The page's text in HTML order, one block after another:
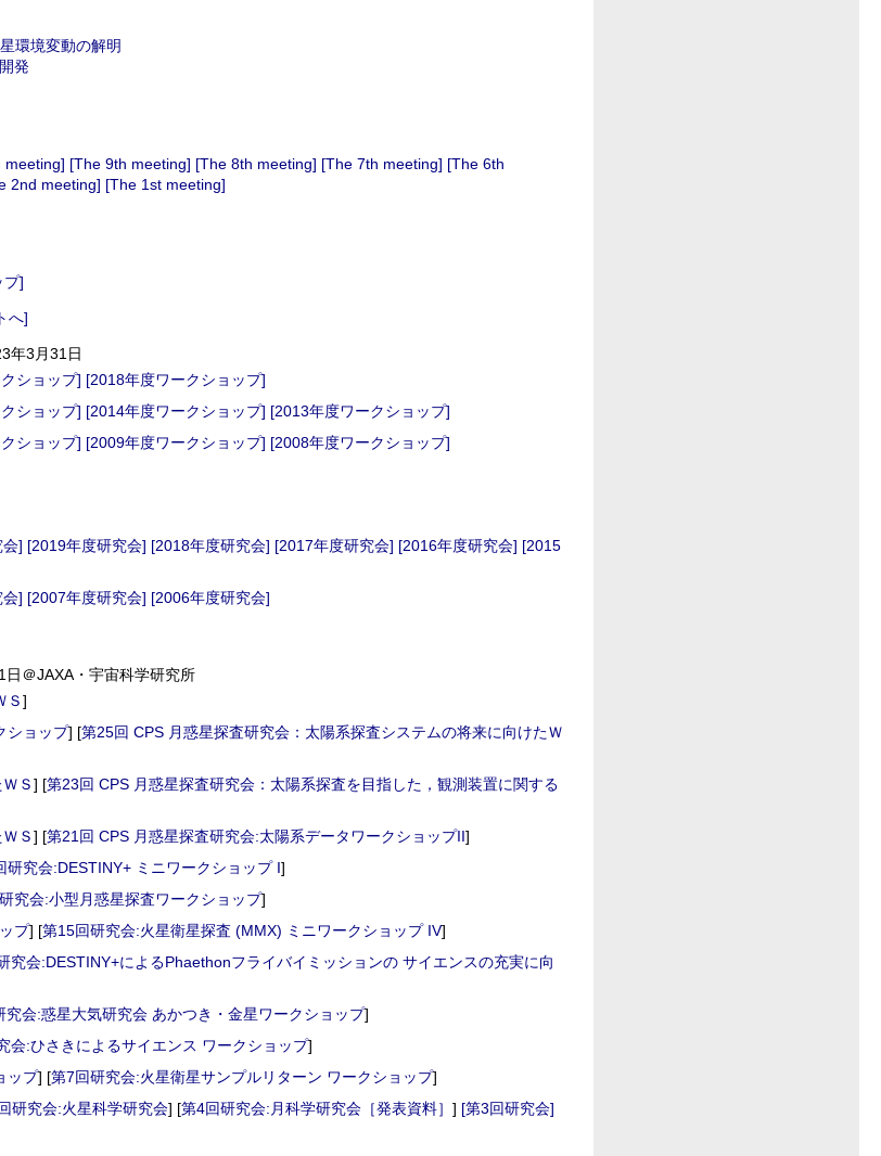
環境変動の解明
発
meeting] [The 9th meeting] [The 8th meeting] [The 7th meeting] [The 6th
2nd meeting] [The 1st meeting]
プ]
へ]
年3月31日
ショップ] [2018年度ワークショップ]
ショップ] [2014年度ワークショップ] [2013年度ワークショップ]
ショップ] [2009年度ワークショップ] [2008年度ワークショップ]
] [2019年度研究会] [2018年度研究会] [2017年度研究会] [2016年度研究会] [2015
] [2007年度研究会] [2006年度研究会]
日＠JAXA・宇宙科学研究所
Ｓ]
ショップ] [第25回 CPS 月惑星探査研究会：太陽系探査システムの将来に向けたＷ
Ｓ] [第23回 CPS 月惑星探査研究会：太陽系探査を目指した，観測装置に関する
Ｓ] [第21回 CPS 月惑星探査研究会:太陽系データワークショップII]
研究会:DESTINY+ ミニワークショップ I]
究会:小型月惑星探査ワークショップ]
プ] [第15回研究会:火星衛星探査 (MMX) ミニワークショップ IV]
究会:DESTINY+によるPhaethonフライバイミッションの サイエンスの充実に向
究会:惑星大気研究会 あかつき・金星ワークショップ]
会:ひさきによるサイエンス ワークショップ]
ップ] [第7回研究会:火星衛星サンプルリターン ワークショップ]
研究会:火星科学研究会] [第4回研究会:月科学研究会 ［発表資料］ ] [第3回研究会]